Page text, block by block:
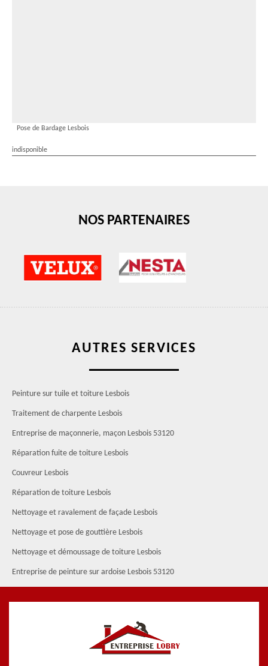
Pose de Bardage Lesbois
indisponible
NOS PARTENAIRES
AUTRES SERVICES
Peinture sur tuile et toiture Lesbois
Traitement de charpente Lesbois
Entreprise de maçonnerie, maçon Lesbois 53120
Réparation fuite de toiture Lesbois
Couvreur Lesbois
Réparation de toiture Lesbois
Nettoyage et ravalement de façade Lesbois
Nettoyage et pose de gouttière Lesbois
Nettoyage et démoussage de toiture Lesbois
Entreprise de peinture sur ardoise Lesbois 53120